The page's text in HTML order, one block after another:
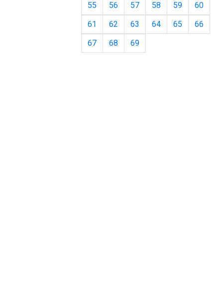
55
56 57 58 59
60
61
62 63 64 65
66
67
68 69